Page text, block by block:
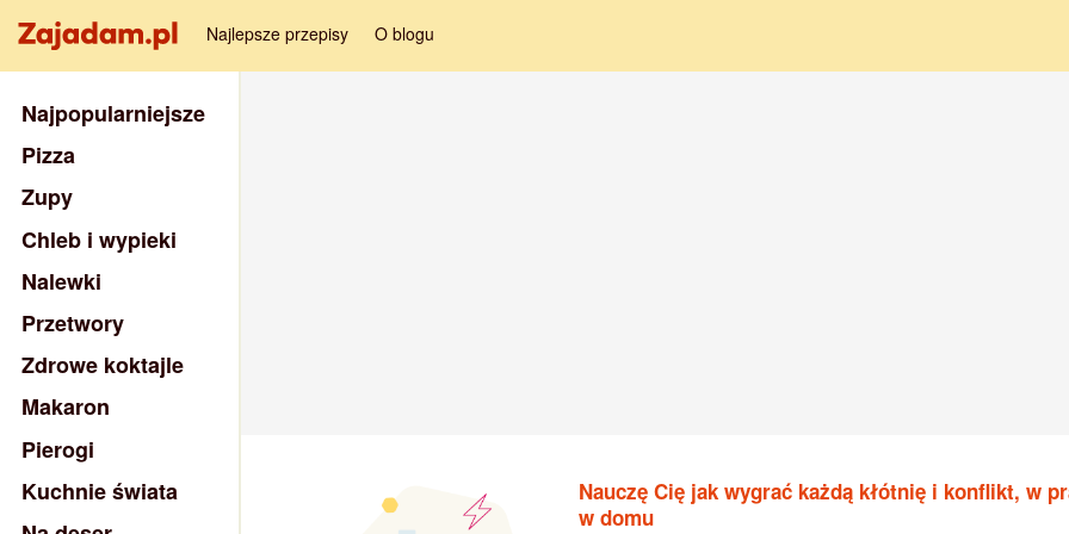
Najlepsze przepisy O blogu
Nauczę Cię jak wygrać każdą kłótnię i konflikt, w
w domu
Najpopularniejsze
Pizza
Zupy
Chleb i wypieki
Nalewki
Przetwory
Zdrowe koktajle
Makaron
Pierogi
Kuchnie świata